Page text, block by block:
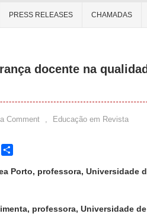
PRESS RELEASES CHAMADAS
docente na
Comment , Educação em Revista
Facebook
Porto, professora, Universidade
professora, Universidade